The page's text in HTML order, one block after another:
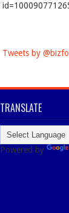
Tweets by
TRANSLATE
Powered by